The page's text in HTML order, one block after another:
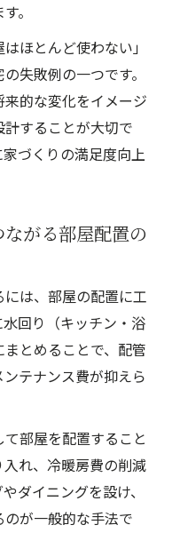
。
ほとんど使わない」
失敗例の一つです。
的な変化をイメージ
することが大切で
づくりの満足度向上
がる部屋配置の
は、部屋の配置に工
回り（キッチン・浴
とめることで、配管
テナンス費が抑えら
部屋を配置すること
れ、冷暖房費の削減
ダイニングを設け、
が一般的な手法で